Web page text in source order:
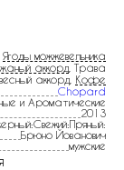
Ягоды можжевельника
аккорд , Трава
аккорд, Кофе
Chopard
и Ароматические
2013
Брюно Йованович
мужские